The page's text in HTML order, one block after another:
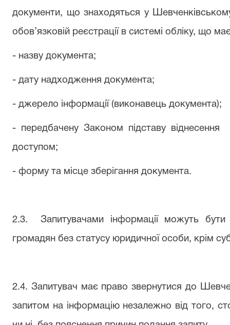
документи, що знаходяться у
обов’язковій реєстрації в системі обліку, що
- назву документа;
- дату надходження документа;
- джерело інформації (виконавець документа);
- передбачену Законом підставу віднесення
доступом;
- форму та місце зберігання документа.
2.3. Запитувачами інформації можуть
громадян без статусу юридичної особи, крім
2.4. Запитувач має право звернутися до
запитом на інформацію незалежно від того,